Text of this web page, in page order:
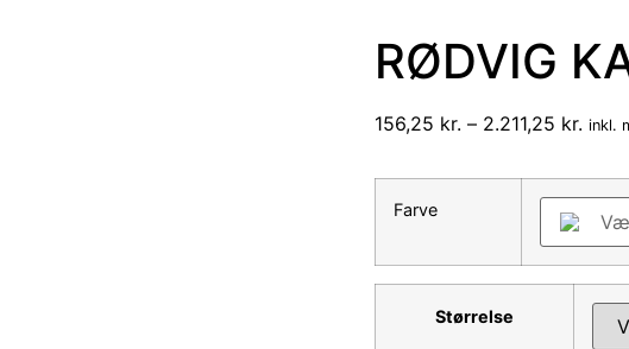
RØDVIG
156,25 kr. – 2.211,25 kr. inkl.
Farve
Størrelse